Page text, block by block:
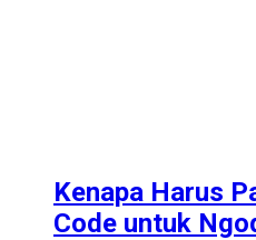
Kenapa Harus
Code untuk